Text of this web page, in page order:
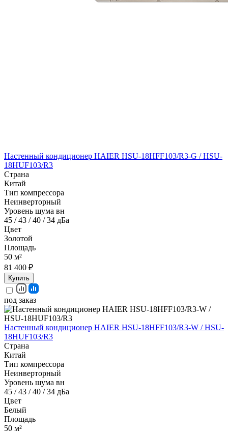
Настенный кондиционер HAIER HSU-18HFF103/R3-G / HSU-
18HUF103/R3
Страна
Китай
Тип компрессора
Неинверторный
Уровень шума вн
45 / 43 / 40 / 34 дБа
Цвет
Золотой
Площадь
50 м²
81 400 ₽
Купить
под заказ
Настенный кондиционер HAIER HSU-18HFF103/R3-W / HSU-
18HUF103/R3
Страна
Китай
Тип компрессора
Неинверторный
Уровень шума вн
45 / 43 / 40 / 34 дБа
Цвет
Белый
Площадь
50 м²